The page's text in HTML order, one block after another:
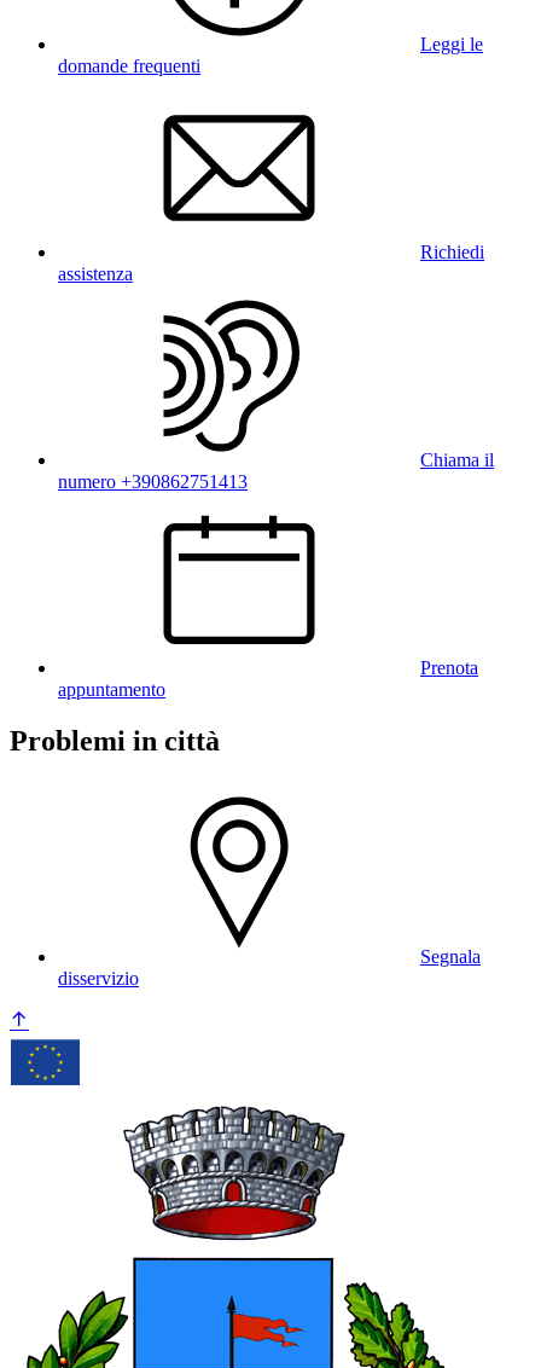
Leggi le
domande frequenti
Richiedi
assistenza
Chiama il
numero +390862751413
Prenota
appuntamento
Problemi in città
Segnala
disservizio